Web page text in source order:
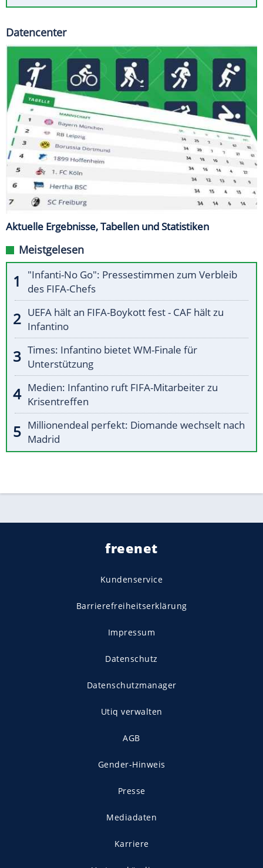
Datencenter
Aktuelle Ergebnisse, Tabellen und Statistiken
Meistgelesen
"Infanti-No Go": Pressestimmen zum Verbleib
des FIFA-Chefs
UEFA hält an FIFA-Boykott fest - CAF hält zu
Infantino
Times: Infantino bietet WM-Finale für
Unterstützung
Medien: Infantino ruft FIFA-Mitarbeiter zu
Krisentreffen
Millionendeal perfekt: Diomande wechselt nach
Madrid
freenet
Kundenservice
Barrierefreiheitserklärung
Impressum
Datenschutz
Datenschutzmanager
Utiq verwalten
AGB
Gender-Hinweis
Presse
Mediadaten
Karriere